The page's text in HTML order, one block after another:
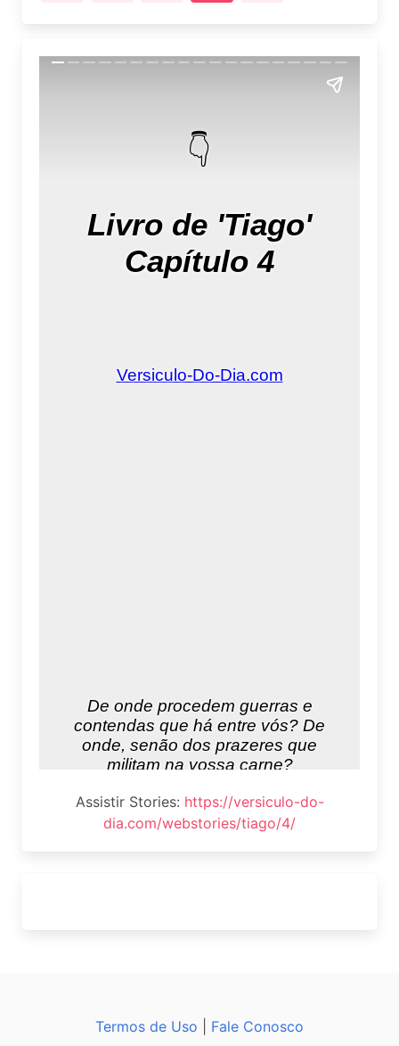
Assistir Stories: https://versiculo-do-
dia.com/webstories/tiago/4/
Termos de Uso Fale Conosco